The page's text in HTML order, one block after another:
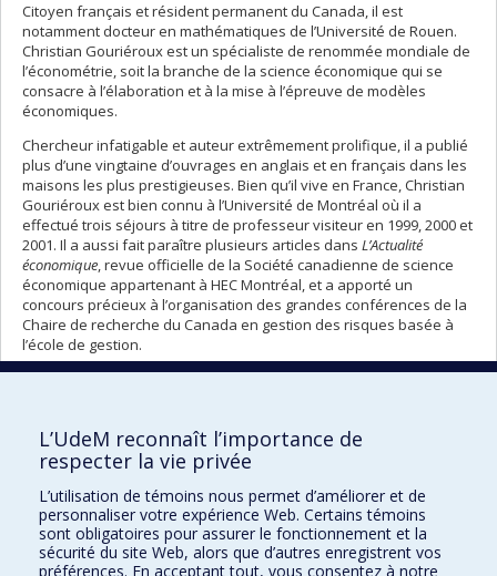
Citoyen français et résident permanent du Canada, il est
notamment docteur en mathématiques de l’Université de Rouen.
Christian Gouriéroux est un spécialiste de renommée mondiale de
l’économétrie, soit la branche de la science économique qui se
consacre à l’élaboration et à la mise à l’épreuve de modèles
économiques.
Chercheur infatigable et auteur extrêmement prolifique, il a publié
plus d’une vingtaine d’ouvrages en anglais et en français dans les
maisons les plus prestigieuses. Bien qu’il vive en France, Christian
Gouriéroux est bien connu à l’Université de Montréal où il a
effectué trois séjours à titre de professeur visiteur en 1999, 2000 et
2001. Il a aussi fait paraître plusieurs articles dans L’Actualité
économique, revue officielle de la Société canadienne de science
économique appartenant à HEC Montréal, et a apporté un
concours précieux à l’organisation des grandes conférences de la
Chaire de recherche du Canada en gestion des risques basée à
l’école de gestion.
Retour à la liste complète des
Collation des grades
collations@umontreal.ca
L’UdeM reconnaît l’importance de
respecter la vie privée
L’utilisation de témoins nous permet d’améliorer et de
personnaliser votre expérience Web. Certains témoins
sont obligatoires pour assurer le fonctionnement et la
sécurité du site Web, alors que d’autres enregistrent vos
préférences. En acceptant tout, vous consentez à notre